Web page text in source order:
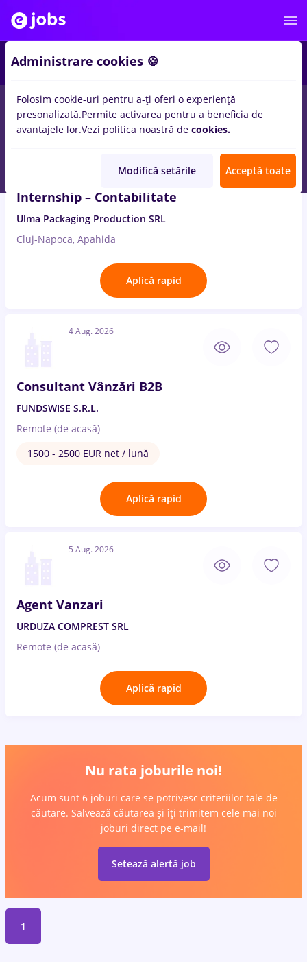
locuri de muncaeconomic, Part timepentruFara experienta
Internship – Contabilitate
Ulma Packaging Production SRL
Cluj-Napoca, Apahida
Aplică rapid
4 Aug. 2026
Consultant Vânzări B2B
FUNDSWISE S.R.L.
Remote (de acasă)
1500 - 2500 EUR net / lună
Aplică rapid
5 Aug. 2026
Agent Vanzari
URDUZA COMPREST SRL
Remote (de acasă)
Aplică rapid
Nu rata joburile noi!
Acum sunt 6 joburi care se potrivesc criteriilor tale de
căutare. Salvează căutarea și îți trimitem cele mai noi
joburi direct pe e-mail!
Setează alertă job
1
Administrare cookies 🍪
Folosim cookie-uri pentru a-ți oferi o experiență
presonalizată.Permite activarea pentru a beneficia de
avantajele lor.Vezi politica noastră de cookies.
Modifică setările Acceptă toate